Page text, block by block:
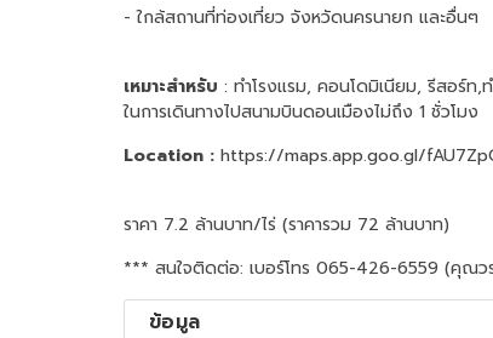
- ใกล้สถานที่ท่องเที่ยว จังหวัดนครนายก และอื่นๆ
เหมาะสําหรับ : ทําโรงแรม, คอนโดมิเนียม, รีสอร์ท,
ในการเดินทางไปสนามบินดอนเมืองไม่ถึง 1 ชั่วโมง
Location : https://maps.app.goo.gl/
ราคา 7.2 ล้านบาท/ไร่ (ราคารวม 72 ล้านบาท)
*** สนใจติดต่อ: เบอร์โทร 065-426-6559 (คุ
ข้อมูล